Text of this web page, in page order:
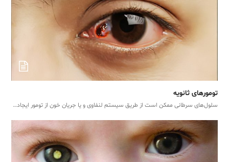
تومورهای ثانویه
سلول‌های سرطانی ممکن است از طریق سیستم لنفاوی و یا جریان خون از تومور ایجاد…